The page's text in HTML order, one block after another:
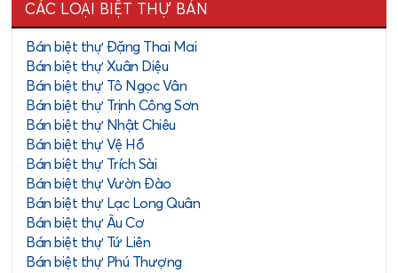
CÁC LOẠI BIỆT THỰ BÁN
Bán biệt thự Đặng Thai Mai
Bán biệt thự Xuân Diệu
Bán biệt thự Tô Ngọc Vân
Bán biệt thự Trịnh Công Sơn
Bán biệt thự Nhật Chiêu
Bán biệt thự Vệ Hồ
Bán biệt thự Trích Sài
Bán biệt thự Vườn Đào
Bán biệt thự Lạc Long Quân
Bán biệt thự Âu Cơ
Bán biệt thự Tứ Liên
Bán biệt thự Phú Thượng